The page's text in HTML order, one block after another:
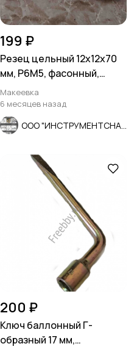
199 ₽
Резец цельный 12х12х70
мм, Р6М5, фасонный,
сделано в СССР.
Макеевка
6 месяцев назад
200 ₽
Ключ баллонный Г-
образный 17 мм,